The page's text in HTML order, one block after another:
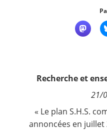
Contact
Nous suivre
Recherche et
21/
« Le plan S.H.S.
annoncées en juillet